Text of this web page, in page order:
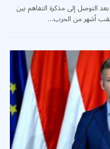
إلى مذكرة التفاهم بين
عقب أشهر من الحرب…